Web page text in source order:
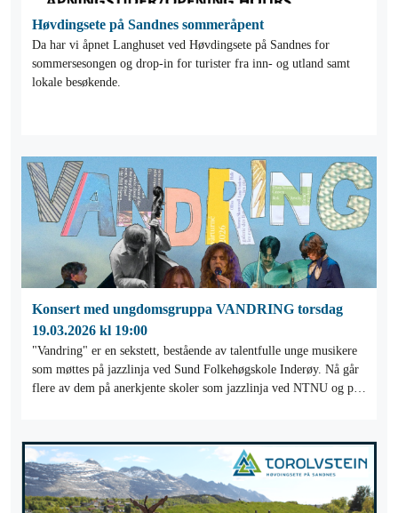
Høvdingsete på Sandnes sommeråpent
Da har vi åpnet Langhuset ved Høvdingsete på Sandnes for
sommersesongen og drop-in for turister fra inn- og utland samt
lokale besøkende.
Konsert med ungdomsgruppa VANDRING torsdag
19.03.2026 kl 19:00
"Vandring" er en sekstett, bestående av talentfulle unge musikere
som møttes på jazzlinja ved Sund Folkehøgskole Inderøy. Nå går
flere av dem på anerkjente skoler som jazzlinja ved NTNU og på